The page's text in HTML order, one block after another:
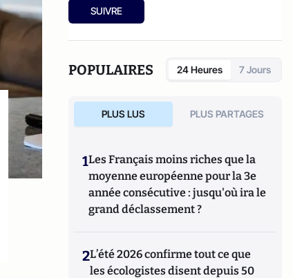
SUIVRE
POPULAIRES 24 Heures 7 Jours
PLUS LUS PLUS PARTAGES
1Les Français moins riches que la
moyenne européenne pour la 3e
année consécutive : jusqu'où ira le
grand déclassement ?
2L’été 2026 confirme tout ce que
les écologistes disent depuis 50